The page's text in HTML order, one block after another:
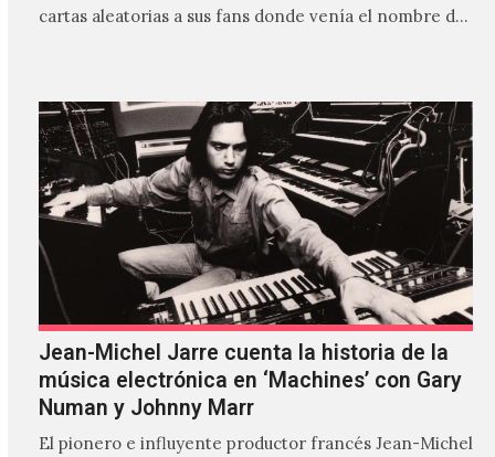
cartas aleatorias a sus fans donde venía el nombre de
Jean-Michel Jarre cuenta la historia de la
música electrónica en ‘Machines’ con Gary
Numan y Johnny Marr
El pionero e influyente productor francés Jean-Michel